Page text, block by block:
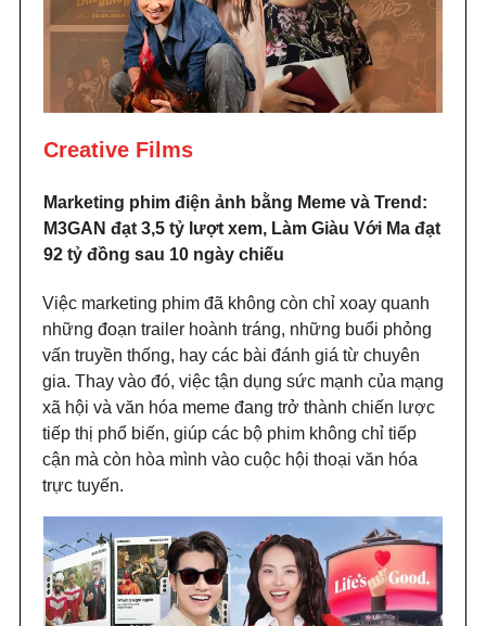
Creative Films
Marketing phim điện ảnh bằng Meme và Trend:
M3GAN đạt 3,5 tỷ lượt xem, Làm Giàu Với Ma đạt
92 tỷ đồng sau 10 ngày chiếu
Việc marketing phim đã không còn chỉ xoay quanh
những đoạn trailer hoành tráng, những buổi phỏng
vấn truyền thống, hay các bài đánh giá từ chuyên
gia. Thay vào đó, việc tận dụng sức mạnh của mạng
xã hội và văn hóa meme đang trở thành chiến lược
tiếp thị phổ biến, giúp các bộ phim không chỉ tiếp
cận mà còn hòa mình vào cuộc hội thoại văn hóa
trực tuyến.